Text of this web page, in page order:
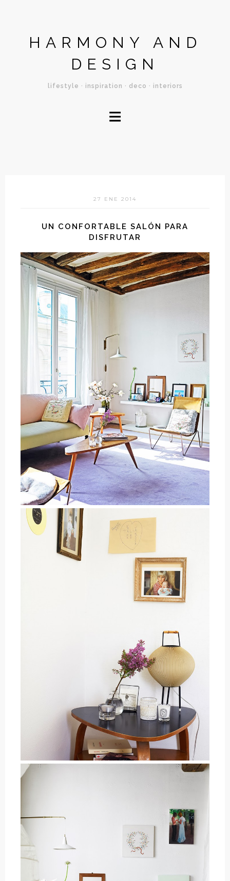
HARMONY AND
DESIGN
lifestyle · inspiration · deco · interiors
≡
27 ENE 2014
UN CONFORTABLE SALÓN PARA
DISFRUTAR